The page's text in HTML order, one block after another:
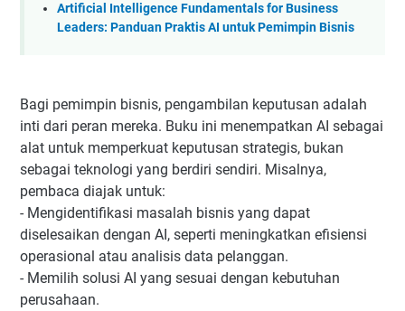
Artificial Intelligence Fundamentals for Business
Leaders: Panduan Praktis AI untuk Pemimpin Bisnis
Bagi pemimpin bisnis, pengambilan keputusan adalah
inti dari peran mereka. Buku ini menempatkan AI sebagai
alat untuk memperkuat keputusan strategis, bukan
sebagai teknologi yang berdiri sendiri. Misalnya,
pembaca diajak untuk:
- Mengidentifikasi masalah bisnis yang dapat
diselesaikan dengan AI, seperti meningkatkan efisiensi
operasional atau analisis data pelanggan.
- Memilih solusi AI yang sesuai dengan kebutuhan
perusahaan.